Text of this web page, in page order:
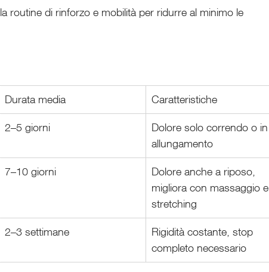
la routine di rinforzo e mobilità per ridurre al minimo le
Durata media Caratteristiche
2–5 giorni
Dolore solo correndo o in
allungamento
7–10 giorni
Dolore anche a riposo,
migliora con massaggio e
stretching
2–3 settimane
Rigidità costante, stop
completo necessario